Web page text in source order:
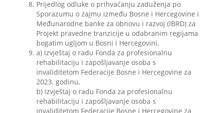
Prijedlog odluke o prihvaćanju zaduženja po
Sporazumu o zajmu između Bosne i Hercegovine i
Međunarodne banke za obnovu i razvoj (IBRD) za
Projekt pravedne tranzicije u odabranim regijama
bogatim ugljom u Bosni i Hercegovini,
a) Izvještaj o radu Fonda za profesionalnu
rehabilitaciju i zapošljavanje osoba s
invaliditetom Federacije Bosne i Hercegovine za
2023. godinu,
b) Izvještaj o radu Fonda za profesionalnu
rehabilitaciju i zapošljavanje osoba s
invaliditetom Federacije Bosne i Hercegovine za